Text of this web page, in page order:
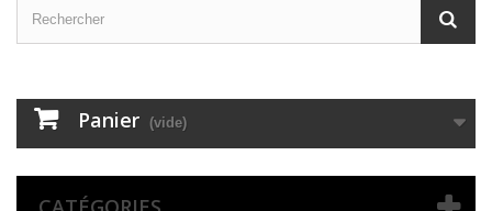
Panier (vide)